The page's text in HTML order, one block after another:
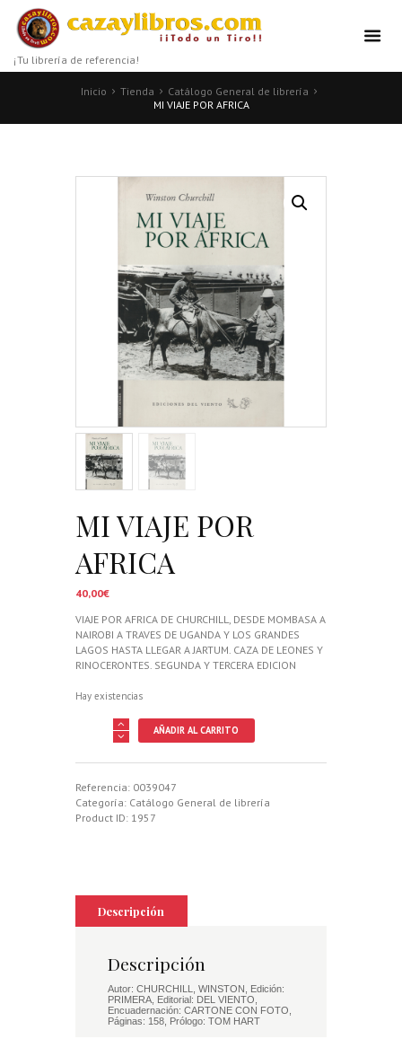
¡Tu librería de referencia!
Inicio Tienda
Catálogo General de librería
MI VIAJE POR AFRICA
MI VIAJE POR
AFRICA
40,00€
VIAJE POR AFRICA DE CHURCHILL, DESDE MOMBASA A
NAIROBI A TRAVES DE UGANDA Y LOS GRANDES
LAGOS HASTA LLEGAR A JARTUM. CAZA DE LEONES Y
RINOCERONTES. SEGUNDA Y TERCERA EDICION
Hay existencias
cantidad
AÑADIR AL CARRITO
Referencia: 0039047
Categoría: Catálogo General de librería
Product ID: 1957
Descripción
Descripción
Autor: CHURCHILL, WINSTON, Edición:
PRIMERA, Editorial: DEL VIENTO,
Encuadernación: CARTONE CON FOTO,
Páginas: 158, Prólogo: TOM HART